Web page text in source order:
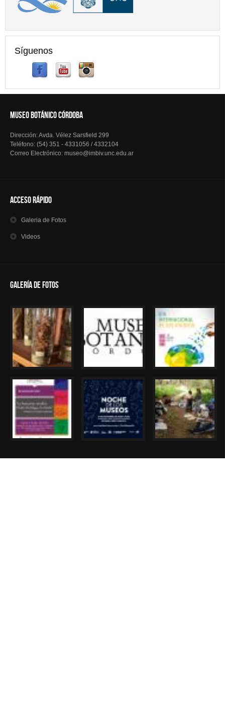
Síguenos
MUSEO BOTÁNICO CÓRDOBA
Dirección: Avda. Vélez Sarsfield 299
Teléfono: (54) 351 - 4331056 / 4332104
Correo Electrónico: museo@imbiv.unc.edu.ar
Acceso Rápido
Galeriade Fotos
Videos
Galería de Fotos